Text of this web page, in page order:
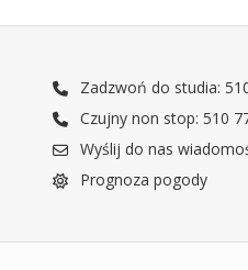
Zadzwoń do studia:
Czujny non stop: 510
Wyślij do nas
Prognoza pogody